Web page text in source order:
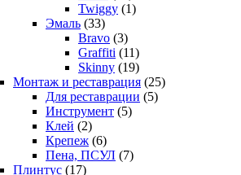
Twiggy (1)
Эмаль (33)
Bravo (3)
Graffiti (11)
Skinny (19)
Монтаж и реставрация (25)
Для реставрации (5)
Инструмент (5)
Клей (2)
Крепеж (6)
Пена, ПСУЛ (7)
Плинтус (17)